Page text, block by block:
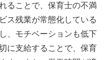
ることで、保育士の不満
ス残業が常態化している
、モチベーションも低下
に支給することで、保育